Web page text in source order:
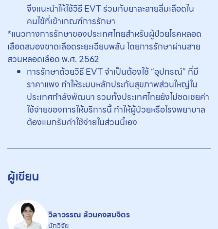
จึงแนะนำให้ใช้วิธี EVT ร่วมกับยาละลายลิ่มเลือดใน
คนไข้ที่เข้าเกณฑ์การรักษา
*แนวทางการรักษาของประเทศไทยสำหรับผู้ป่วยโรคหลอด
เลือดสมองขาดเลือดระยะเฉียบพลัน โดยการรักษาผ่านสาย
สวนหลอดเลือด พ.ศ. 2562
การรักษาด้วยวิธี EVT จำเป็นต้องใช้ “อุปกรณ์” ที่มี
ราคาแพง ทำให้ระบบหลักประกันสุขภาพส่วนใหญ่ใน
ประเทศกำลังพัฒนา รวมทั้งประเทศไทยยังไม่ชดเชยค่า
ใช้จ่ายของการให้บริการนี้ ทำให้ผู้ป่วยหรือโรงพยาบาล
ต้องแบกรับค่าใช้จ่ายในส่วนนี้เอง
ผู้เขียน
วิลาวรรณ ล้วนคงสมจิตร
นักวิจัย